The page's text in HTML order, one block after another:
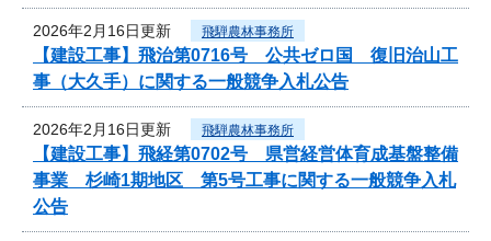
2026年2月16日更新 飛騨農林事務所
【建設工事】飛治第0716号 公共ゼロ国 復旧治山工
事（大久手）に関する一般競争入札公告
2026年2月16日更新 飛騨農林事務所
【建設工事】飛経第0702号 県営経営体育成基盤整備
事業 杉崎1期地区 第5号工事に関する一般競争入札
公告